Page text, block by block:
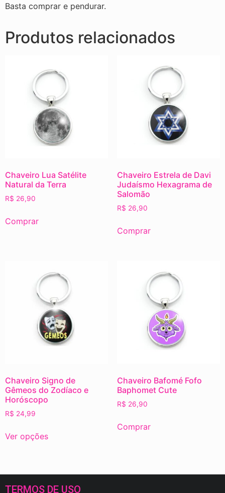
Basta comprar e pendurar.
Produtos relacionados
Chaveiro Lua Satélite
Natural da Terra
R$ 26,90
Comprar
Chaveiro Estrela de Davi
Judaísmo Hexagrama de
Salomão
R$ 26,90
Comprar
Chaveiro Signo de
Gêmeos do Zodíaco e
Horóscopo
R$ 24,99
Ver opções
Chaveiro Bafomé Fofo
Baphomet Cute
R$ 26,90
Comprar
TERMOS DE USO